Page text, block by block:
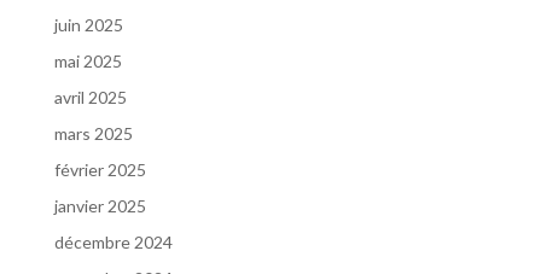
juin 2025
mai 2025
avril 2025
mars 2025
février 2025
janvier 2025
décembre 2024